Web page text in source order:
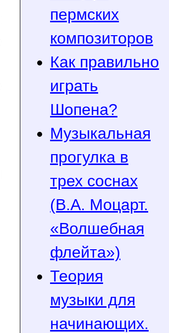
пермских
композиторов
Как правильно
играть
Шопена?
Музыкальная
прогулка в
трех соснах
(В.А. Моцарт.
«Волшебная
флейта»)
Теория
музыки для
начинающих.